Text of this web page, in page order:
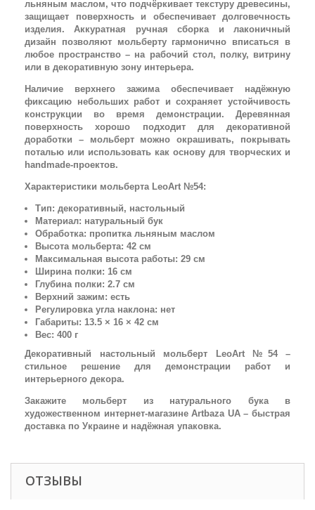
льняным маслом, что подчёркивает текстуру древесины,
защищает поверхность и обеспечивает долговечность
изделия. Аккуратная ручная сборка и лаконичный
дизайн позволяют мольберту гармонично вписаться в
любое пространство – на рабочий стол, полку, витрину
или в декоративную зону интерьера.
Наличие верхнего зажима обеспечивает надёжную
фиксацию небольших работ и сохраняет устойчивость
конструкции во время демонстрации. Деревянная
поверхность хорошо подходит для декоративной
доработки – мольберт можно окрашивать, покрывать
поталью или использовать как основу для творческих и
handmade-проектов.
Характеристики мольберта LeoArt №54:
Тип: декоративный, настольный
Материал: натуральный бук
Обработка: пропитка льняным маслом
Высота мольберта: 42 см
Максимальная высота работы: 29 см
Ширина полки: 16 см
Глубина полки: 2.7 см
Верхний зажим: есть
Регулировка угла наклона: нет
Габариты: 13.5 × 16 × 42 см
Вес: 400 г
Декоративный настольный мольберт LeoArt №54 –
стильное решение для демонстрации работ и
интерьерного декора.
Закажите мольберт из натурального бука в
художественном интернет-магазине Artbaza UA – быстрая
доставка по Украине и надёжная упаковка.
ОТЗЫВЫ